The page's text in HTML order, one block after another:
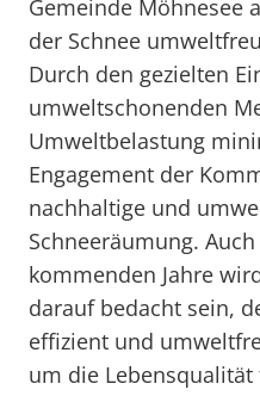
Gemeinde Möhnesee
der Schnee
Durch den gezielten
umweltschonenden
Umweltbelastung
Engagement der
nachhaltige und
Schneeräumung.
kommenden Jahre
darauf bedacht sein,
effizient und
um die